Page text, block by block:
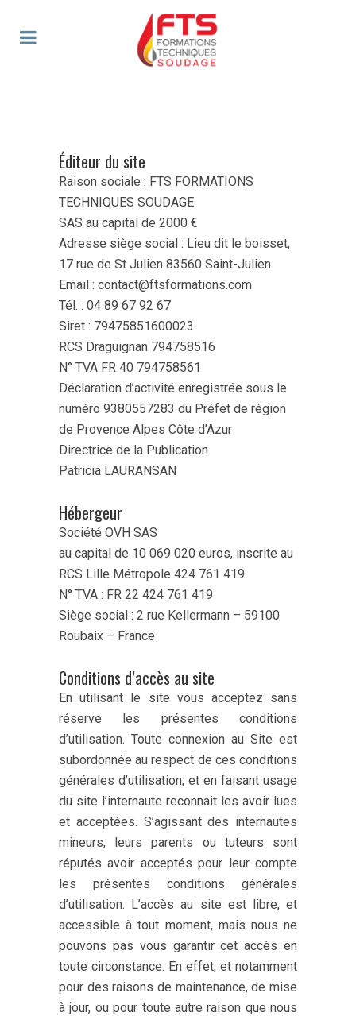
Éditeur du site
Raison sociale : FTS FORMATIONS
TECHNIQUES SOUDAGE
SAS au capital de 2000 €
Adresse siège social : Lieu dit le boisset,
17 rue de St Julien 83560 Saint-Julien
Email : contact@ftsformations.com
Tél. : 04 89 67 92 67
Siret : 79475851600023
RCS Draguignan 794758516
N° TVA FR 40 794758561
Déclaration d’activité enregistrée sous le
numéro 9380557283 du Préfet de région
de Provence Alpes Côte d’Azur
Directrice de la Publication
Patricia LAURANSAN
Hébergeur
Société OVH SAS
au capital de 10 069 020 euros, inscrite au
RCS Lille Métropole 424 761 419
N° TVA : FR 22 424 761 419
Siège social : 2 rue Kellermann – 59100
Roubaix – France
Conditions d’accès au site
En utilisant le site vous acceptez sans
réserve les présentes conditions
d’utilisation. Toute connexion au Site est
subordonnée au respect de ces conditions
générales d’utilisation, et en faisant usage
du site l’internaute reconnait les avoir lues
et acceptées. S’agissant des internautes
mineurs, leurs parents ou tuteurs sont
réputés avoir acceptés pour leur compte
les présentes conditions générales
d’utilisation. L’accès au site est libre, et
accessible à tout moment, mais nous ne
pouvons pas vous garantir cet accès en
toute circonstance. En effet, et notamment
pour des raisons de maintenance, de mise
à jour, ou pour toute autre raison que nous